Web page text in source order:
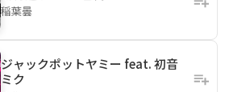
稲葉曇
ジャックポットヤミー feat. 初音
ミク